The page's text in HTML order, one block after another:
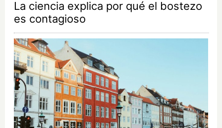
La ciencia explica por qué el bostezo
es contagioso